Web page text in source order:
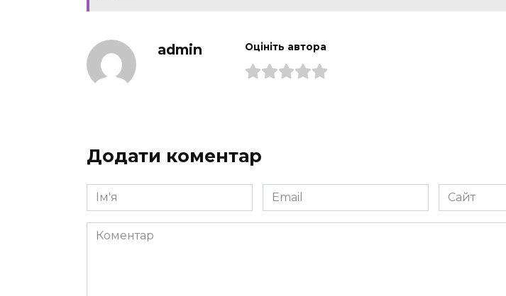
admin Оцініть автора
Додати коментар
Ім'я
*
Email
*
Сайт
Коментар